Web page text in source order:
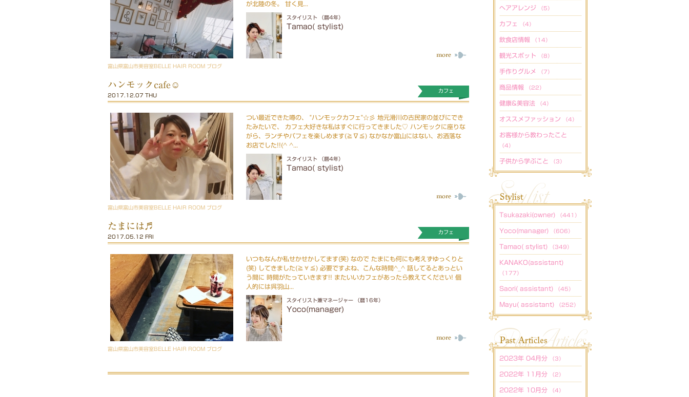
が北陸の冬。 甘く見...
スタイリスト （暦4年）
Tamao( stylist)
富山県富山市美容室BELLE HAIR ROOM ブログ
ハンモックcafe☺︎
2017.12.07 THU
カフェ
つい最近できた噂の、 "ハンモックカフェ"☆彡 地元滑川の古民家の並びにでき
たみたいで、 カフェ大好きな私はすぐに行ってきました♡ ハンモックに座りな
がら、ランチやパフェを楽しめます(≧∇≦) なかなか富山にはない、お洒落な
お店でした!!(^ ^...
スタイリスト （暦4年）
Tamao( stylist)
富山県富山市美容室BELLE HAIR ROOM ブログ
たまには♬
2017.05.12 FRI
カフェ
いつもなんか私せかせかしてます(笑) なので たまにも何にも考えずゆっくりと
(笑) してきました(≧∀≦) 必要ですよね、こんな時間^_^ 話してるとあっとい
う間に 時間がたっていきます!! またいいカフェがあったら教えてください! 個
人的には呉羽山...
スタイリスト兼マネージャー （暦16年）
Yoco(manager)
富山県富山市美容室BELLE HAIR ROOM ブログ
ヘアアレンジ （5）
カフェ （4）
飲食店情報 （14）
観光スポット （8）
手作りグルメ （7）
商品情報 （22）
健康&美容法 （4）
オススメファッション （4）
お客様から教わったこと
（4）
子供から学ぶこと （3）
Tsukazaki(owner) （441）
Yoco(manager) （606）
Tamao( stylist) （349）
KANAKO(assistant)
（177）
Saori( assistant) （45）
Mayu( assistant) （252）
2023年 04月分 （3）
2022年 11月分 （2）
2022年 10月分 （4）